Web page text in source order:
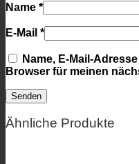
Name *
E-Mail *
Name, E-Mail-
Browser für meinen
Ähnliche Produkte